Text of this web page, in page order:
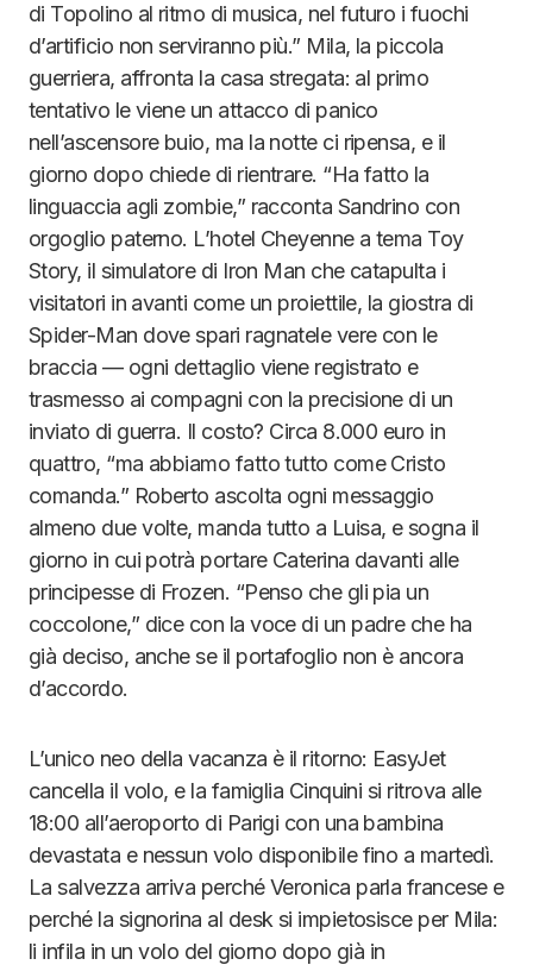
di Topolino al ritmo di musica, nel futuro i fuochi
d’artificio non serviranno più.” Mila, la piccola
guerriera, affronta la casa stregata: al primo
tentativo le viene un attacco di panico
nell’ascensore buio, ma la notte ci ripensa, e il
giorno dopo chiede di rientrare. “Ha fatto la
linguaccia agli zombie,” racconta Sandrino con
orgoglio paterno. L’hotel Cheyenne a tema Toy
Story, il simulatore di Iron Man che catapulta i
visitatori in avanti come un proiettile, la giostra di
Spider-Man dove spari ragnatele vere con le
braccia — ogni dettaglio viene registrato e
trasmesso ai compagni con la precisione di un
inviato di guerra. Il costo? Circa 8.000 euro in
quattro, “ma abbiamo fatto tutto come Cristo
comanda.” Roberto ascolta ogni messaggio
almeno due volte, manda tutto a Luisa, e sogna il
giorno in cui potrà portare Caterina davanti alle
principesse di Frozen. “Penso che gli pia un
coccolone,” dice con la voce di un padre che ha
già deciso, anche se il portafoglio non è ancora
d’accordo.
L’unico neo della vacanza è il ritorno: EasyJet
cancella il volo, e la famiglia Cinquini si ritrova alle
18:00 all’aeroporto di Parigi con una bambina
devastata e nessun volo disponibile fino a martedì.
La salvezza arriva perché Veronica parla francese e
perché la signorina al desk si impietosisce per Mila:
li infila in un volo del giorno dopo già in